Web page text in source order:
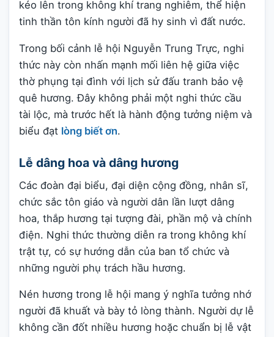
kéo lên trong không khí trang nghiêm, thể hiện
tinh thần tôn kính người đã hy sinh vì đất nước.
Trong bối cảnh lễ hội Nguyễn Trung Trực, nghi
thức này còn nhấn mạnh mối liên hệ giữa việc
thờ phụng tại đình với lịch sử đấu tranh bảo vệ
quê hương. Đây không phải một nghi thức cầu
tài lộc, mà trước hết là hành động tưởng niệm và
biểu đạt lòng biết ơn.
Lễ dâng hoa và dâng hương
Các đoàn đại biểu, đại diện cộng đồng, nhân sĩ,
chức sắc tôn giáo và người dân lần lượt dâng
hoa, thắp hương tại tượng đài, phần mộ và chính
điện. Nghi thức thường diễn ra trong không khí
trật tự, có sự hướng dẫn của ban tổ chức và
những người phụ trách hầu hương.
Nén hương trong lễ hội mang ý nghĩa tưởng nhớ
người đã khuất và bày tỏ lòng thành. Người dự lễ
không cần đốt nhiều hương hoặc chuẩn bị lễ vật